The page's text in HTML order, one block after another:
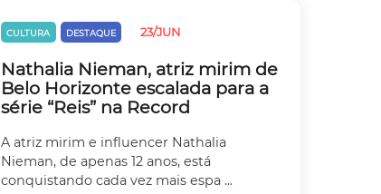
CULTURA DESTAQUE 23/JUN
Nathalia Nieman, atriz mirim de
Belo Horizonte escalada para a
série “Reis” na Record
A atriz mirim e influencer Nathalia
Nieman, de apenas 12 anos, está
conquistando cada vez mais espa ...